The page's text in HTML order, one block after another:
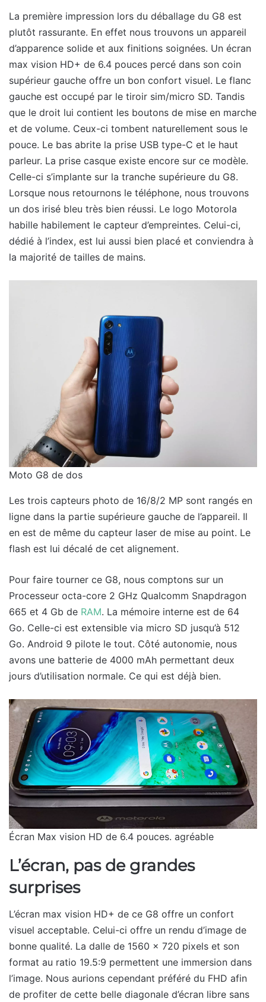
La première impression lors du déballage du G8 est
plutôt rassurante. En effet nous trouvons un appareil
d’apparence solide et aux finitions soignées. Un écran
max vision HD+ de 6.4 pouces percé dans son coin
supérieur gauche offre un bon confort visuel. Le flanc
gauche est occupé par le tiroir sim/micro SD. Tandis
que le droit lui contient les boutons de mise en marche
et de volume. Ceux-ci tombent naturellement sous le
pouce. Le bas abrite la prise USB type-C et le haut
parleur. La prise casque existe encore sur ce modèle.
Celle-ci s’implante sur la tranche supérieure du G8.
Lorsque nous retournons le téléphone, nous trouvons
un dos irisé bleu très bien réussi. Le logo Motorola
habille habilement le capteur d’empreintes. Celui-ci,
dédié à l’index, est lui aussi bien placé et conviendra à
la majorité de tailles de mains.
Moto G8 de dos
Les trois capteurs photo de 16/8/2 MP sont rangés en
ligne dans la partie supérieure gauche de l’appareil. Il
en est de même du capteur laser de mise au point. Le
flash est lui décalé de cet alignement.
Pour faire tourner ce G8, nous comptons sur un
Processeur octa-core 2 GHz Qualcomm Snapdragon
665 et 4 Gb de RAM. La mémoire interne est de 64
Go. Celle-ci est extensible via micro SD jusqu’à 512
Go. Android 9 pilote le tout. Côté autonomie, nous
avons une batterie de 4000 mAh permettant deux
jours d’utilisation normale. Ce qui est déjà bien.
Écran Max vision HD de 6.4 pouces. agréable
L’écran, pas de grandes
surprises
L’écran max vision HD+ de ce G8 offre un confort
visuel acceptable. Celui-ci offre un rendu d’image de
bonne qualité. La dalle de 1560 x 720 pixels et son
format au ratio 19.5:9 permettent une immersion dans
l’image. Nous aurions cependant préféré du FHD afin
de profiter de cette belle diagonale d’écran libre sans